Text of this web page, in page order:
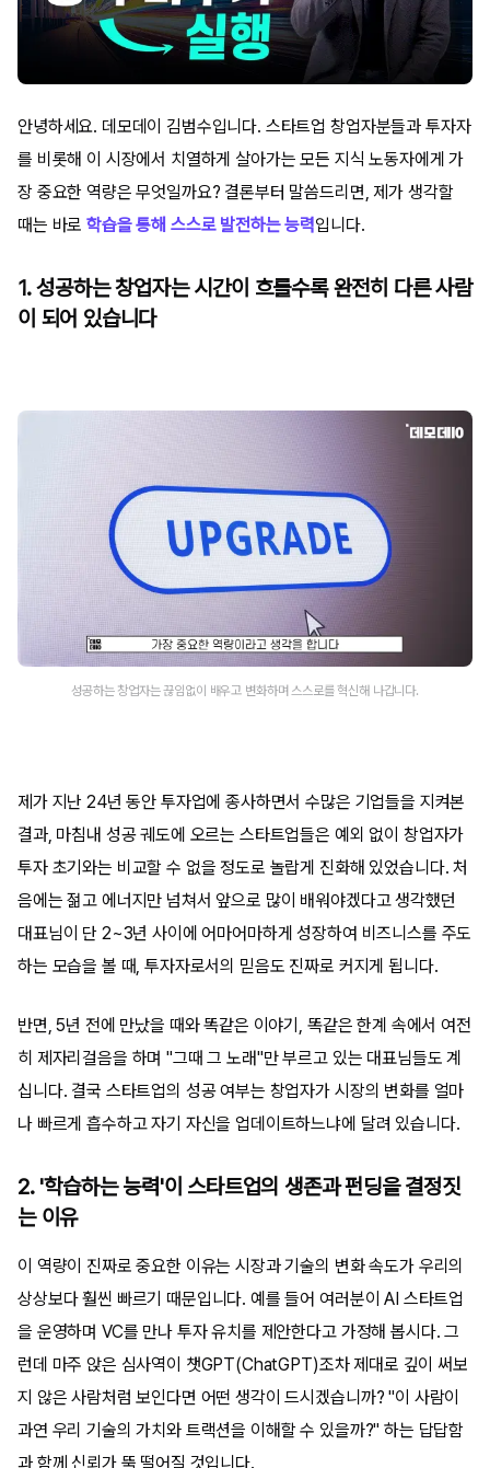
안녕하세요. 데모데이 김범수입니다. 스타트업 창업자분들과 투자자
를 비롯해 이 시장에서 치열하게 살아가는 모든 지식 노동자에게 가
장 중요한 역량은 무엇일까요? 결론부터 말씀드리면, 제가 생각할
때는 바로학습을 통해 스스로 발전하는 능력입니다.
1. 성공하는 창업자는 시간이 흐를수록 완전히 다른 사람
이 되어 있습니다
성공하는 창업자는 끊임없이 배우고 변화하며 스스로를 혁신해 나갑니다.
제가 지난 24년 동안 투자업에 종사하면서 수많은 기업들을 지켜본
결과, 마침내 성공 궤도에 오르는 스타트업들은 예외 없이 창업자가
투자 초기와는 비교할 수 없을 정도로 놀랍게 진화해 있었습니다. 처
음에는 젊고 에너지만 넘쳐서 앞으로 많이 배워야겠다고 생각했던
대표님이 단 2~3년 사이에 어마어마하게 성장하여 비즈니스를 주도
하는 모습을 볼 때, 투자자로서의 믿음도 진짜로 커지게 됩니다.
반면, 5년 전에 만났을 때와 똑같은 이야기, 똑같은 한계 속에서 여전
히 제자리걸음을 하며 "그때 그 노래"만 부르고 있는 대표님들도 계
십니다. 결국 스타트업의 성공 여부는 창업자가 시장의 변화를 얼마
나 빠르게 흡수하고 자기 자신을 업데이트하느냐에 달려 있습니다.
2. '학습하는 능력'이 스타트업의 생존과 펀딩을 결정짓
는 이유
이 역량이 진짜로 중요한 이유는 시장과 기술의 변화 속도가 우리의
상상보다 훨씬 빠르기 때문입니다. 예를 들어 여러분이 AI 스타트업
을 운영하며 VC를 만나 투자 유치를 제안한다고 가정해 봅시다. 그
런데 마주 앉은 심사역이 챗GPT(ChatGPT)조차 제대로 깊이 써보
지 않은 사람처럼 보인다면 어떤 생각이 드시겠습니까? "이 사람이
과연 우리 기술의 가치와 트랙션을 이해할 수 있을까?" 하는 답답함
과 함께 신뢰가 뚝 떨어질 것입니다.